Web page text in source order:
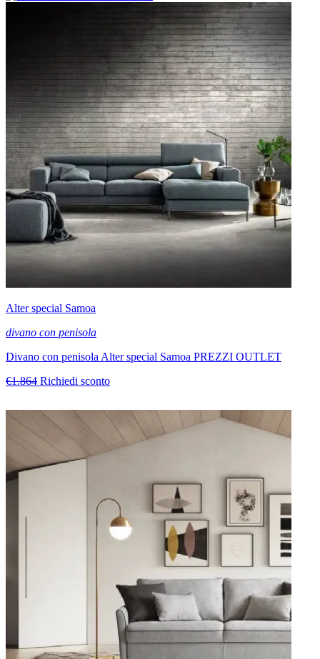
Alter special Samoa
divano con penisola
Divano con penisola Alter special Samoa PREZZI OUTLET
€1.864 Richiedi sconto